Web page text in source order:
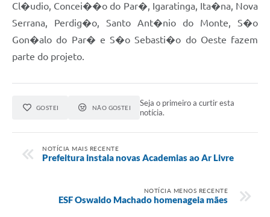
Cl�udio, Concei��o do Par�, Igaratinga, Ita�na, Nova
Serrana, Perdig�o, Santo Ant�nio do Monte, S�o
Gon�alo do Par� e S�o Sebasti�o do Oeste fazem
parte do projeto.
GOSTEI NÃO GOSTEI
Seja o primeiro a curtir esta
notícia.
NOTÍCIA MAIS RECENTE
Prefeitura instala novas Academias ao Ar Livre
NOTÍCIA MENOS RECENTE
ESF Oswaldo Machado homenageia mães